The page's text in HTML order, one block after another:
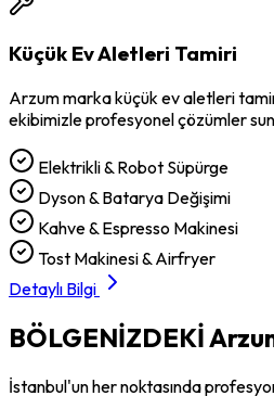
Küçük Ev Aletleri Tamiri
Arzummarkaküçük ev aletleri
ekibimizle profesyonel çözümler
Elektrikli & Robot Süpürge
Dyson & Batarya Değişimi
Kahve & Espresso Makinesi
Tost Makinesi & Airfryer
Detaylı Bilgi
BÖLGENİZDEKİ
İstanbul'un her noktasında